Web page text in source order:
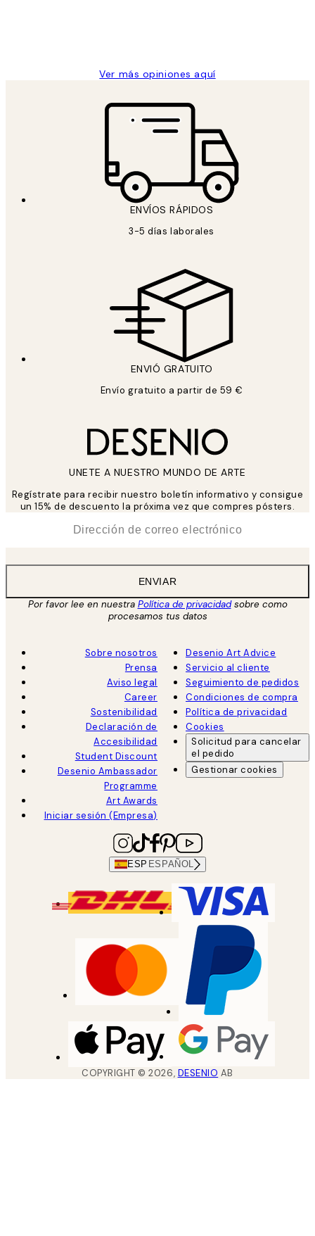
Ver más opiniones aquí
ENVÍOS RÁPIDOS
3-5 días laborales
ENVIÓ GRATUITO
Envío gratuito a partir de 59 €
UNETE A NUESTRO MUNDO DE ARTE
Regístrate para recibir nuestro boletín informativo y consigue
un 15% de descuento la próxima vez que compres pósters.
ENVIAR
Por favor lee en nuestra Política de privacidadsobre como
procesamos tus datos
Sobre nosotros
Prensa
Aviso legal
Career
Sostenibilidad
Declaración de
Accesibilidad
Student Discount
Desenio Ambassador
Programme
Art Awards
Iniciar sesión (Empresa)
Desenio Art Advice
Servicio al cliente
Seguimiento de pedidos
Condiciones de compra
Política de privacidad
Cookies
Solicitud para cancelar
el pedido
Gestionar cookies
ESP ESPAÑOL
COPYRIGHT ©2026, DESENIO AB